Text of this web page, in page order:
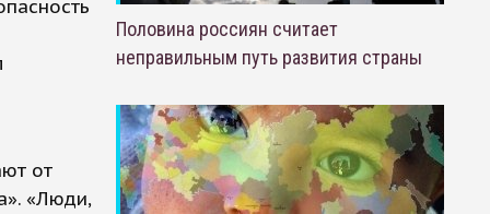
от
«Люди,
Половина россиян считает
неправильным путь развития страны